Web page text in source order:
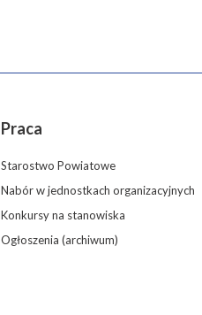
Praca
Starostwo Powiatowe
Nabór w jednostkach organizacyjnych
Konkursy na stanowiska
Ogłoszenia (archiwum)